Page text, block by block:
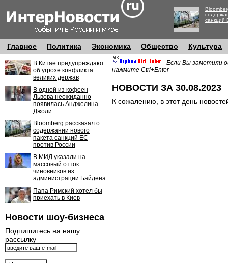
санкций
Главное Политика Экономика Общество Культура
В Китае предупреждают
об угрозе конфликта
великих держав
В одной из кофеен
Львова неожиданно
появилась Анджелина
Джоли
Bloomberg рассказал о
содержании нового
пакета санкций ЕС
против России
В МИД указали на
массовый отток
чиновников из
администрации Байдена
Папа Римский хотел бы
приехать в Киев
Новости шоу-бизнеса
Подпишитесь на нашу
рассылку
Если Вы заметили
нажмите Ctrl+Enter
НОВОСТИ ЗА 30.08.2023
К сожалению, в этот день